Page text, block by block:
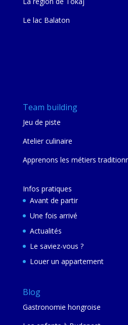
Le lac Balaton
Team building
Jeu de piste
Atelier culinaire
Apprenons les métiers
Infos pratiques
Avant de partir
Une fois arrivé
Actualités
Le saviez-vous ?
Louer un appartement
Blog
Gastronomie hongroise